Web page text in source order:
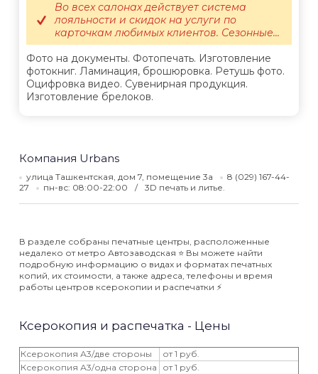
Фото на документы. Фотопечать. Изготовление
фотокниг. Ламинация, брошюровка. Ретушь фото.
Оцифровка видео. Сувенирная продукция.
Изготовление брелоков.
Во всех салонах действует система
лояльности и скидок на услуги по
карточкам любимых клиентов. Сезонные...
Компания Urbans
улица Ташкентская, дом 7, помещение 3а
8 (029) 167-44-
27
пн-вс: 08:00-22:00 3D печать и литье.
В разделе собраны печатные центры, расположенные
недалеко от метро Автозаводская ⭐️ Вы можете найти
подробную информацию о видах и форматах печатных
копий, их стоимости, а также адреса, телефоны и время
работы центров ксерокопии и распечатки ⚡️
Ксерокопия и распечатка - Цены
Ксерокопия А3/две стороны
от 1 руб.
Ксерокопия А3/одна сторона
от 1 руб.